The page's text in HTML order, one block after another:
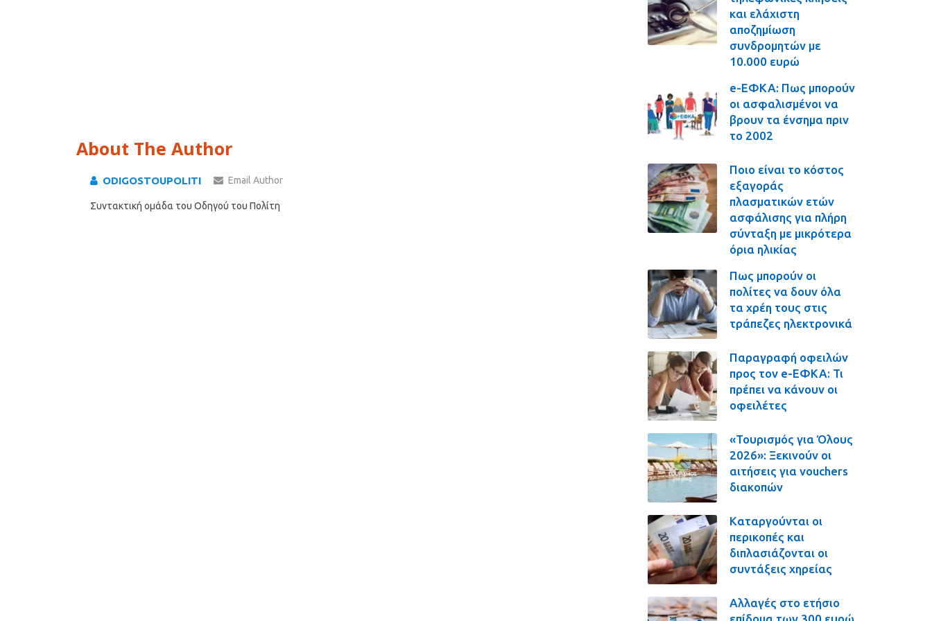
About The Author
ODIGOSTOUPOLITI Email Author
Συντακτική ομάδα του Οδηγού του Πολίτη
και ελάχιστη
αποζημίωση
συνδρομητών με
10.000 ευρώ
e-ΕΦΚΑ: Πως μπορούν
οι ασφαλισμένοι να
βρουν τα ένσημα πριν
το 2002
Ποιο είναι το κόστος
εξαγοράς
πλασματικών ετών
ασφάλισης για πλήρη
σύνταξη με μικρότερα
όρια ηλικίας
Πως μπορούν οι
πολίτες να δουν όλα
τα χρέη τους στις
τράπεζες ηλεκτρονικά
Παραγραφή οφειλών
προς τον e-ΕΦΚΑ: Τι
πρέπει να κάνουν οι
οφειλέτες
«Τουρισμός για Όλους
2026»: Ξεκινούν οι
αιτήσεις για vouchers
διακοπών
Καταργούνται οι
περικοπές και
διπλασιάζονται οι
συντάξεις χηρείας
Αλλαγές στο ετήσιο